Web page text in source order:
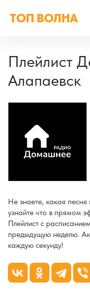
ТОП ВОЛНА
Плейлист
Алапаевск
Не знаете, какая
узнайте что в прямом
Плейлист с
предыдущую неделю.
каждую секунду!